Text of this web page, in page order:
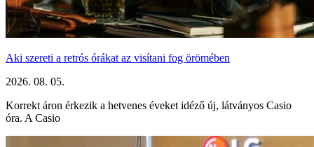
Aki szereti a retrós órákat az visítani fog örömében
2026. 08. 05.
Korrekt áron érkezik a hetvenes éveket idéző új, látványos Casio
óra. A Casio